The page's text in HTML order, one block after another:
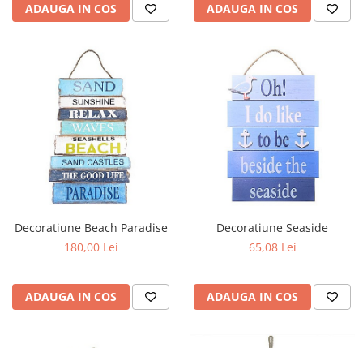
ADAUGA IN COS ADAUGA IN COS
Decoratiune Beach Paradise
180,00 Lei
ADAUGA IN COS
Decoratiune Seaside
65,08 Lei
ADAUGA IN COS